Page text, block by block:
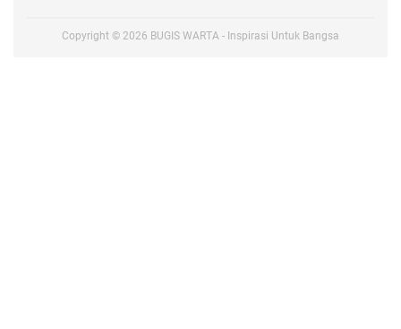
Copyright © 2026 BUGIS WARTA - Inspirasi Untuk Bangsa